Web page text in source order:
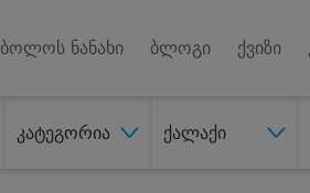
ბოლოს ნანახი ბლოგი ქვიზი
კატეგორია ქალაქი